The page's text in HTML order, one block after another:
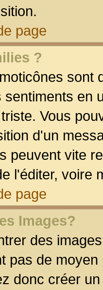
page
?
sont
en
Vous
d'un
peuvent vite
l'éditer, voire
page
Images?
des
pas de
donc créer